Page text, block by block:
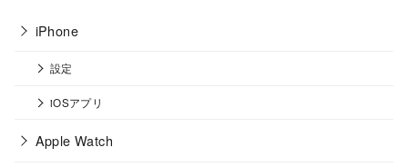
iPhone
設定
iOSアプリ
Apple Watch